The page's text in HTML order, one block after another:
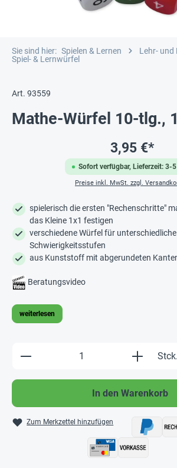
Sie sind hier: Spielen & Lernen
Lehr- und
Spiel- & Lernwürfel
Art. 93559
Mathe-Würfel 10-tlg.,
Sofort verfügbar, Lieferzeit: 3-5
3,95 €*
Preise inkl. MwSt. zzgl.
spielerisch die ersten "Rechenschritte"
das Kleine 1x1 festigen
verschiedene Würfel für unterschiedliche
Schwierigkeitsstufen
aus Kunststoff mit abgerundeten
Beratungsvideo
weiterlesen
Produkt Anzahl: Gib den Stck.
In den Warenkorb
Zum Merkzettel hinzufügen